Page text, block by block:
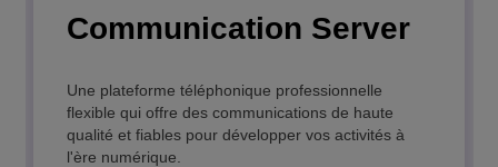
Communication Server
Une plateforme téléphonique professionnelle
flexible qui offre des communications de haute
qualité et fiables pour développer vos activités à
l'ère numérique.
Réussissez votre transformation digitale et
une plateforme cloud sécurisée et « à la carte ».
EN SAVOIR PLUS